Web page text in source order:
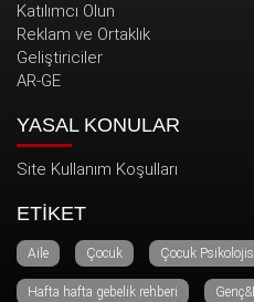
Katılımcı Olun
Reklam ve Ortaklık
Geliştiriciler
AR-GE
YASAL KONULAR
Site Kullanım Koşulları
ETİKET
Aile Çocuk Çocuk
Hafta hafta gebelik rehberi